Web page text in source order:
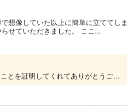
想像していた以上に簡単に立ててしま
せていただきました。 ここ...
嬉しいお言葉ありがとうございます。 年齢は関係ないということを証明してくれてありがとうございます。 タイカンとやり気があれば誰でもできますね！！ ご年配の方も誘います。 また機会があれ...